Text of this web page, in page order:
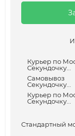
Курьер по
Секундочку...
Самовывоз
Секундочку...
Курьер по
Секундочку...
Cтандартный